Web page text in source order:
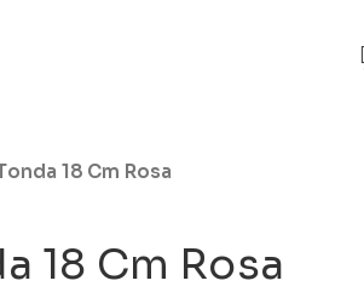
18 Cm Rosa
18 Cm Rosa